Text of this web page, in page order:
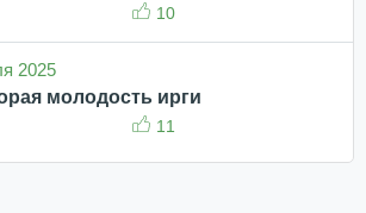
10
2025
молодость ирги
11